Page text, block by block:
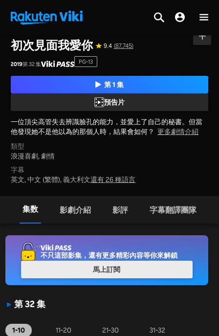
初次見面我愛你 9.4 (87,745)
2019第 32 集 PG-13
第 1 集
預告片
一位頂尖高管失去辨識臉孔的能力，並愛上了自己的秘書。但當
他發現她不是他以為的那個人時，結果會如何？ 更多劇情介紹
類型
浪漫喜劇, 劇情
字幕
英文, 中文 (繁體), 義大利文還有 26 種語言
集数 影劇介紹 影評 字幕翻譯團隊
第 32 集
1-10 11-20 21-30 31-32
不只這部影集，還有更多精彩內容等你來解鎖
馬上訂閱